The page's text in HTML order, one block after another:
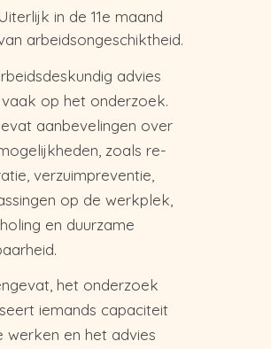
Uiterlijk in de 11e maand
arbeidsongeschiktheid.
advies
op het onderzoek.
aanbevelingen over
zoals re-
verzuimpreventie,
op de werkplek,
en duurzame
het onderzoek
iemands capaciteit
werken en het advies